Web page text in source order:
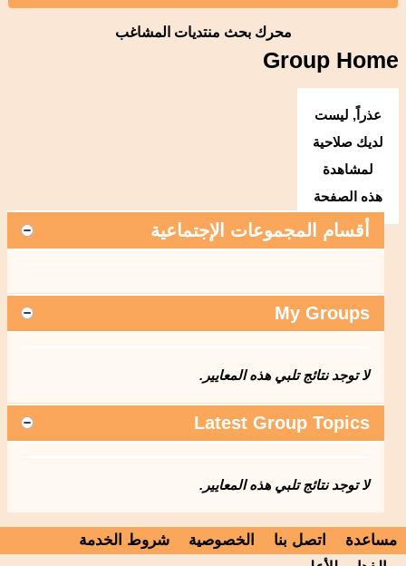
محرك بحث منتديات المشاغب
Group Home
عذراً, ليست
لديك صلاحية
لمشاهدة
هذه الصفحة
أقسام المجموعات الإجتماعية
My Groups
لا توجد نتائج تلبي هذه المعايير.
Latest Group Topics
لا توجد نتائج تلبي هذه المعايير.
مساعدة اتصل بنا الخصوصية
شروط الخدمة